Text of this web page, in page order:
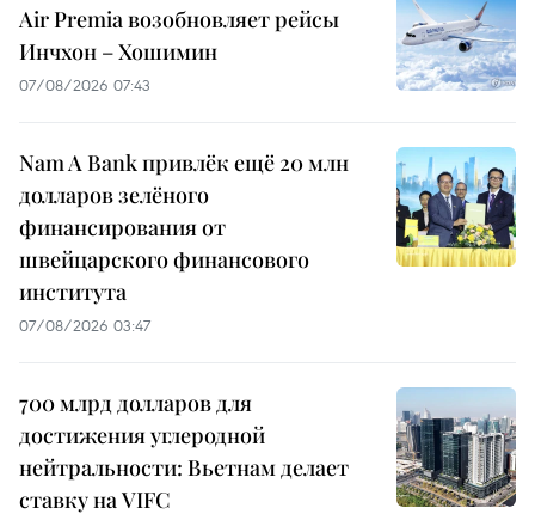
Air Premia возобновляет рейсы
Инчхон – Хошимин
07/08/2026 07:43
Nam A Bank привлёк ещё 20 млн
долларов зелёного
финансирования от
швейцарского финансового
института
07/08/2026 03:47
700 млрд долларов для
достижения углеродной
нейтральности: Вьетнам делает
ставку на VIFC